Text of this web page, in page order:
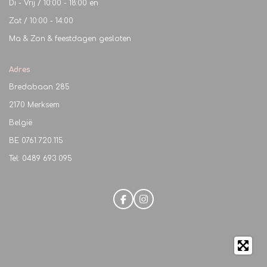
Di - Vrij / 10:00 - 18:00 en
Zat / 10:00 - 14:00
Ma & Zon & feestdagen gesloten
Adres
Bredabaan 285
2170 Merksem
België
BE 0761.720.115
Tel: 0489 693 095
F
a
I
n